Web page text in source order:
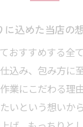
に込めた当店の
おすすめする全
込み、包み方に
業にこだわる理
いという想いか